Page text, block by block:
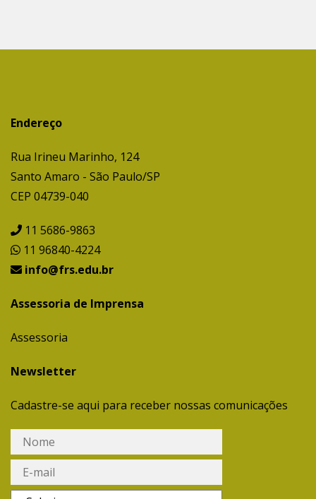
Endereço
Rua Irineu Marinho, 124
Santo Amaro - São Paulo/SP
CEP 04739-040
11 5686-9863
11 96840-4224
info@frs.edu.br
Assessoria de Imprensa
Assessoria
Newsletter
Cadastre-se aqui para receber nossas comunicações